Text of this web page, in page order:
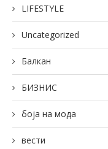
LIFESTYLE
Uncategorized
Балкан
БИЗНИС
боја на мода
вести